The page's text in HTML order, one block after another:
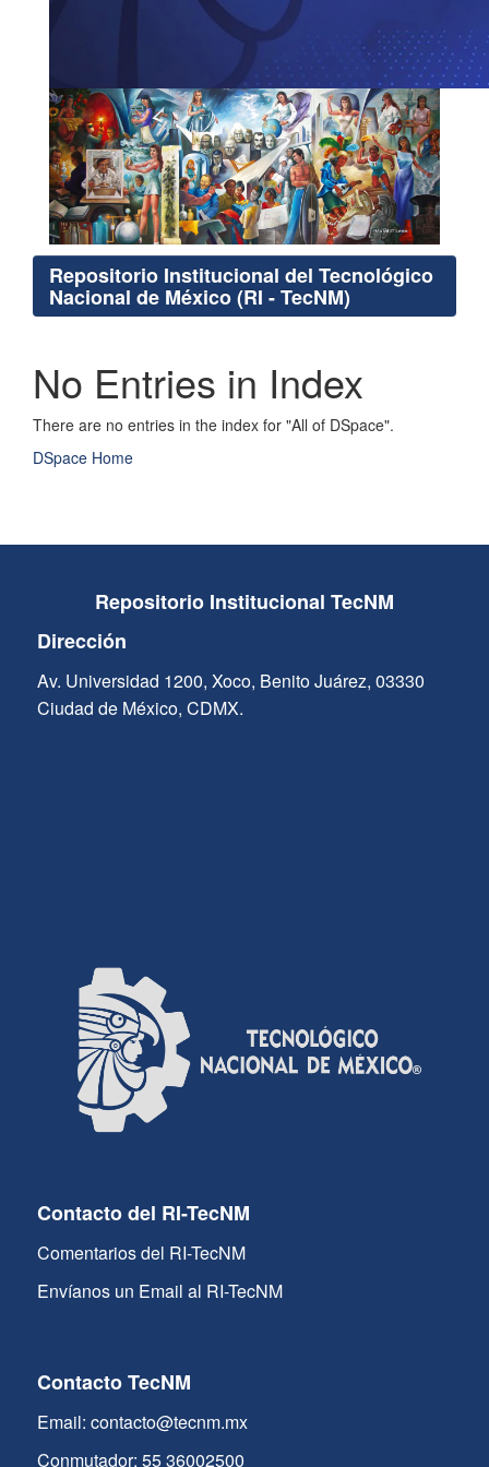
Repositorio Institucional del Tecnológico
Nacional de México (RI - TecNM)
No Entries in Index
There are no entries in the index for "All of DSpace".
DSpace Home
Repositorio Institucional TecNM
Dirección
Av. Universidad 1200, Xoco, Benito Juárez, 03330
Ciudad de México, CDMX.
Contacto del RI-TecNM
Comentarios del RI-TecNM
Envíanos un Email al RI-TecNM
Contacto TecNM
Email: contacto@tecnm.mx
Conmutador: 55 36002500